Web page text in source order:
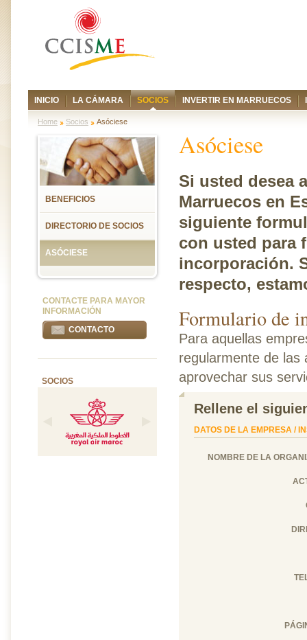
INICIO LA CÁMARA SOCIOS INVERTIR EN MARRUECOS
Home Socios Asóciese
Asóciese
Si usted desea
Marruecos en
siguiente
con usted para
incorporación.
respecto,
Formulario de
Para aquellas
regularmente de las
aprovechar sus
Rellene el
DATOS DE LA EMPRESA /
NOMBRE DE LA
BENEFICIOS
DIRECTORIO DE SOCIOS
ASÓCIESE
CONTACTE PARA MAYOR
INFORMACIÓN
CONTACTO
SOCIOS